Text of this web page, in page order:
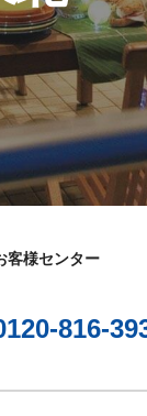
客様センター
816-